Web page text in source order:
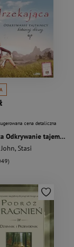
cena detaliczna
Urzekająca Odkrywanie tajemnicy kobiecej duszy
, Stasi